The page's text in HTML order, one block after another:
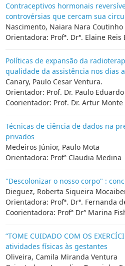
Contraceptivos hormonais
controvérsias que cercam sua
Nascimento, Naiara Nara Coutinho
Orientadora: Profª. Drª. Elaine Reis
Políticas de expansão da
qualidade da assistência nos dias
Canary, Paulo Cesar Ventura.
Orientador: Prof. Dr. Paulo
Coorientador: Prof. Dr. Artur Monte
Técnicas de ciência de dados na
privados
Medeiros Júnior, Paulo Mota
Orientadora: Profª Claudia Medina
"Descolonizar o nosso corpo" :
Dieguez, Roberta Siqueira
Orientadora: Profª. Drª. Fernanda
Coorientadora: Profª Drª Marina
“TOME CUIDADO COM OS
atividades físicas às gestantes
Oliveira, Camila Miranda Ventura